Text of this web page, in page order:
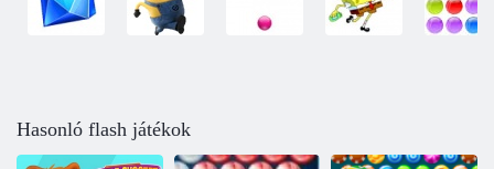
Hasonló flash játékok